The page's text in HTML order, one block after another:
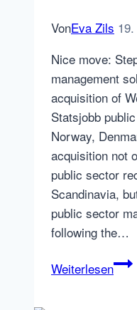
VonEva Zils
Nice move:
management
acquisition of
Statsjobb
Norway,
acquisition not
public sector
Scandinavia,
public sector
following the…
Weiterlesen